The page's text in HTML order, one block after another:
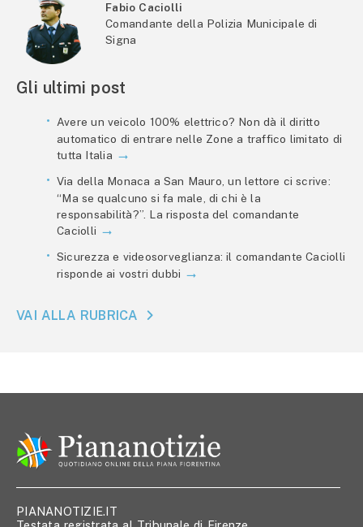
Fabio Caciolli
Comandante della Polizia Municipale di
Signa
Gli ultimi post
Avere un veicolo 100% elettrico? Non dà il diritto
automatico di entrare nelle Zone a traffico limitato di
tutta Italia
Via della Monaca a San Mauro, un lettore ci scrive:
“Ma se qualcuno si fa male, di chi è la
responsabilità?”. La risposta del comandante
Caciolli
Sicurezza e videosorveglianza: il comandante Caciolli
risponde ai vostri dubbi
VAI ALLA RUBRICA
PIANANOTIZIE.IT